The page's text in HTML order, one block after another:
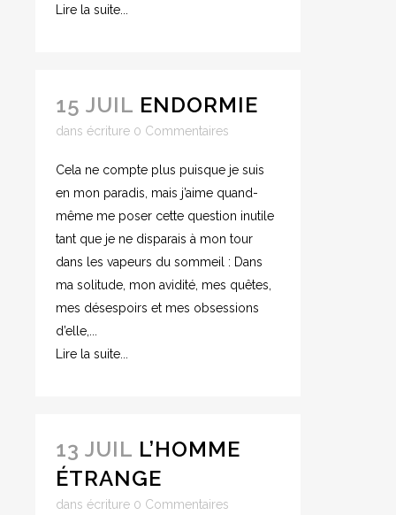
Lire la suite...
15 JUIL ENDORMIE
dans écriture 0 Commentaires
Cela ne compte plus puisque je suis
en mon paradis, mais j’aime quand-
même me poser cette question inutile
tant que je ne disparais à mon tour
dans les vapeurs du sommeil : Dans
ma solitude, mon avidité, mes quêtes,
mes désespoirs et mes obsessions
d’elle,...
Lire la suite...
13 JUIL L’HOMME
ÉTRANGE
dans écriture 0 Commentaires